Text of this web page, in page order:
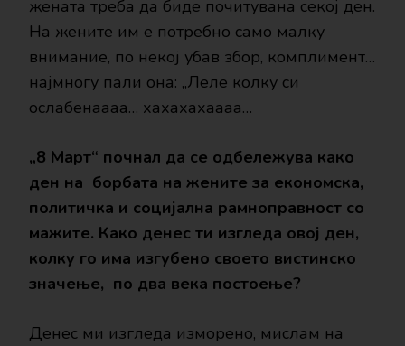
жената треба да биде почитувана секој ден.
На жените им е потребно само малку
внимание, по некој убав збор, комплимент…
најмногу пали она: „Леле колку си
ослабенаааа… хахахахаааа…
„8 Март“ почнал да се одбележува како
ден на борбата на жените за економска,
политичка и социјална рамноправност со
мажите. Како денес ти изгледа овој ден,
колку го има изгубено своето вистинско
значење, по два века постоење?
Денес ми изгледа изморено, мислам на